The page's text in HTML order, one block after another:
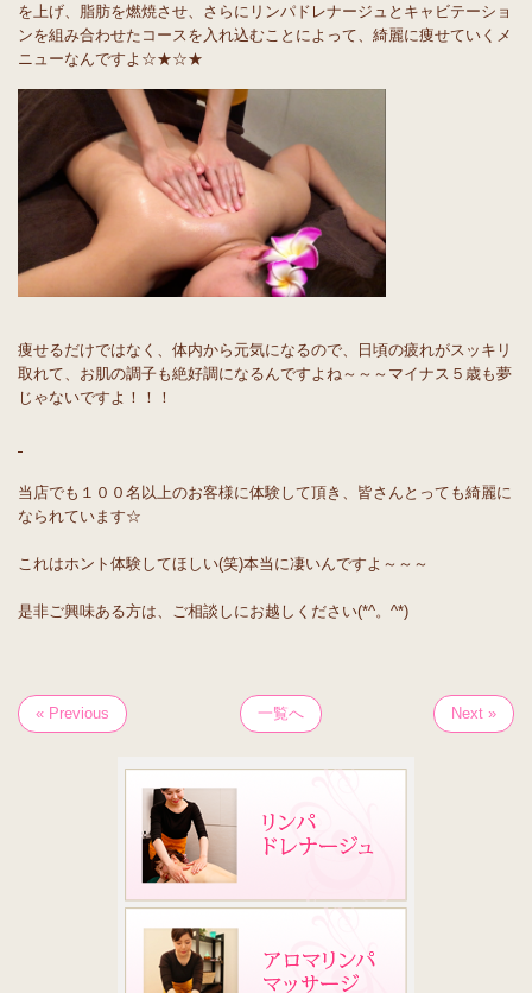
を上げ、脂肪を燃焼させ、さらにリンパドレナージュとキャビテーショ
ンを組み合わせたコースを入れ込むことによって、綺麗に痩せていくメ
ニューなんですよ☆★☆★
痩せるだけではなく、体内から元気になるので、日頃の疲れがスッキリ
取れて、お肌の調子も絶好調になるんですよね～～～マイナス５歳も夢
じゃないですよ！！！
当店でも１００名以上のお客様に体験して頂き、皆さんとっても綺麗に
なられています☆
これはホント体験してほしい(笑)本当に凄いんですよ～～～
是非ご興味ある方は、ご相談しにお越しください(*^。^*)
« Previous 一覧へ Next »